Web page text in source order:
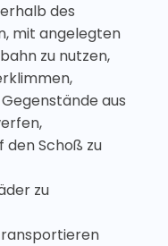
des
mit angelegten
zu nutzen,
aus
den Schoß zu
zu